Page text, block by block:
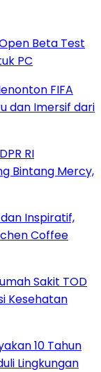
Beta Test
PC
FIFA
dan Imersif dari
RI
Bintang Mercy,
Inspiratif,
Coffee
Sakit TOD
Kesehatan
10 Tahun
Lingkungan